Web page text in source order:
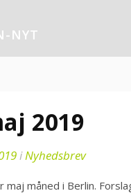
NYT
2019
iNyhedsbrev
maj måned i Berlin.